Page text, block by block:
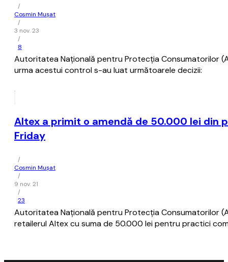
/
Cosmin Mușat
/
3 nov. 23
/
8
Autoritatea Națională pentru Protecția Consumatorilor
urma acestui control s-au luat următoarele decizii:
Altex a primit o amendă de 50.000 lei din
Friday
/
Cosmin Mușat
/
9 nov. 21
/
23
Autoritatea Naţională pentru Protecţia Consumatorilor
retailerul Altex cu suma de 50.000 lei pentru practici